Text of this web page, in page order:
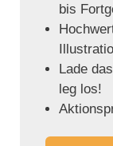
bis
Lade
leg los!